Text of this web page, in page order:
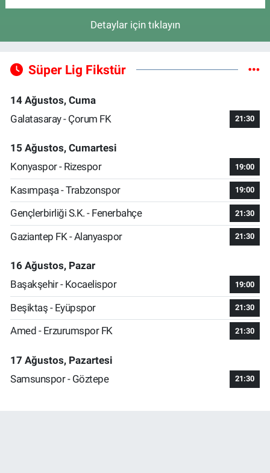
Detaylar için tıklayın
Süper Lig Fikstür
14 Ağustos, Cuma
Galatasaray - Çorum FK
21:30
15 Ağustos, Cumartesi
Konyaspor - Rizespor
19:00
Kasımpaşa - Trabzonspor 19:00
Gençlerbirliği S.K. - Fenerbahçe 21:30
Gaziantep FK - Alanyaspor 21:30
16 Ağustos, Pazar
Başakşehir - Kocaelispor
19:00
Beşiktaş - Eyüpspor 21:30
Amed - Erzurumspor FK 21:30
17 Ağustos, Pazartesi
Samsunspor - Göztepe
21:30